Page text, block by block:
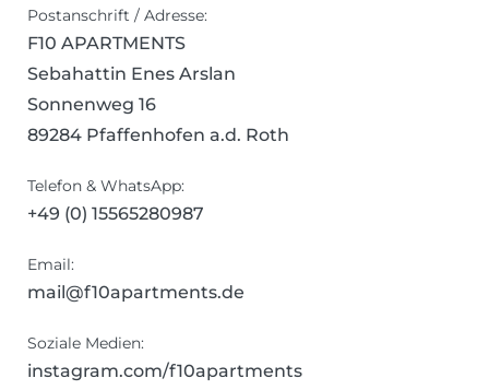
Postanschrift / Adresse:
F10 APARTMENTS
Sebahattin Enes Arslan
Sonnenweg 16
89284 Pfaffenhofen a.d. Roth
Telefon & WhatsApp:
+49 (0) 15565280987
Email:
mail@f10apartments.de
Soziale Medien:
instagram.com/f10apartments